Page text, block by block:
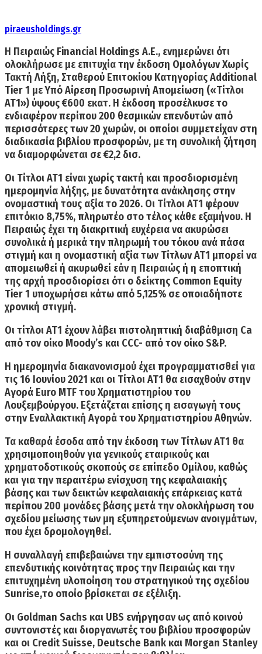
piraeusholdings.gr
Η Πειραιώς Financial Holdings Α.Ε., ενημερώνει ότι
ολοκλήρωσε με επιτυχία την έκδοση Ομολόγων Χωρίς
Τακτή Λήξη, Σταθερού Επιτοκίου Κατηγορίας Additional
Tier 1 με Υπό Αίρεση Προσωρινή Απομείωση («Τίτλοι
AT1») ύψους €600 εκατ. Η έκδοση προσέλκυσε το
ενδιαφέρον περίπου 200 θεσμικών επενδυτών από
περισσότερες των 20 χωρών, οι οποίοι συμμετείχαν στη
διαδικασία βιβλίου προσφορών, με τη συνολική ζήτηση
να διαμορφώνεται σε €2,2 δισ.
Οι Τίτλοι ΑΤ1 είναι χωρίς τακτή και προσδιορισμένη
ημερομηνία λήξης, με δυνατότητα ανάκλησης στην
ονομαστική τους αξία το 2026. Οι Τίτλοι ΑΤ1 φέρουν
επιτόκιο 8,75%, πληρωτέο στο τέλος κάθε εξαμήνου. Η
Πειραιώς έχει τη διακριτική ευχέρεια να ακυρώσει
συνολικά ή μερικά την πληρωμή του τόκου ανά πάσα
στιγμή και η ονομαστική αξία των Τίτλων ΑΤ1 μπορεί να
απομειωθεί ή ακυρωθεί εάν η Πειραιώς ή η εποπτική
της αρχή προσδιορίσει ότι ο δείκτης Common Equity
Tier 1 υποχωρήσει κάτω από 5,125% σε οποιαδήποτε
χρονική στιγμή.
Οιτίτλοι ΑΤ1 έχουν λάβει πιστοληπτική διαβάθμιση Ca
από τον οίκο Moody’s και CCC- από τον οίκο S&P.
Η ημερομηνία διακανονισμού έχει προγραμματισθεί για
τις16 Ιουνίου 2021 και οι Τίτλοι ΑΤ1 θα εισαχθούν στην
Αγορά Euro MTF του Χρηματιστηρίου του
Λουξεμβούργου. Εξετάζεται επίσης η εισαγωγή τους
στην Εναλλακτική Αγορά του Χρηματιστηρίου Αθηνών.
Τακαθαρά έσοδα από την έκδοση των Τίτλων ΑΤ1 θα
χρησιμοποιηθούν γιαγενικούς εταιρικούς και
χρηματοδοτικούς σκοπούς σε επίπεδο Ομίλου, καθώς
και για την περαιτέρω ενίσχυση της κεφαλαιακής
βάσης και των δεικτών κεφαλαιακής επάρκειας κατά
περίπου 200 μονάδες βάσης μετά την ολοκλήρωση του
σχεδίου μείωσης των μη εξυπηρετούμενων ανοιγμάτων,
που έχει δρομολογηθεί.
Η συναλλαγή επιβεβαιώνει την εμπιστοσύνη της
επενδυτικής κοινότητας προς την Πειραιώς και την
επιτυχημένη υλοποίηση του στρατηγικού της σχεδίου
Sunrise,το οποίο βρίσκεται σε εξέλιξη.
Οι Goldman Sachs και UBS ενήργησαν ως από κοινού
συντονιστές και διοργανωτές του βιβλίου προσφορών
και οι Credit Suisse, Deutsche Bank και Morgan Stanley